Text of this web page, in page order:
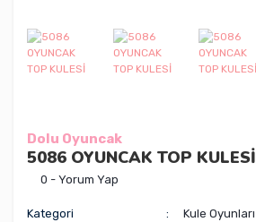
Dolu Oyuncak
5086 OYUNCAK TOP KULESİ
0 - Yorum Yap
Kategori
Kule Oyunları